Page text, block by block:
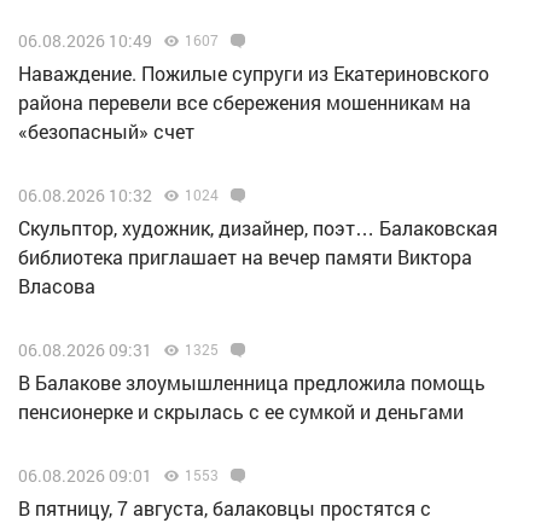
06.08.2026 10:49 1607
Наваждение. Пожилые супруги из Екатериновского
района перевели все сбережения мошенникам на
«безопасный» счет
06.08.2026 10:32 1024
Скульптор, художник, дизайнер, поэт… Балаковская
библиотека приглашает на вечер памяти Виктора
Власова
06.08.2026 09:31 1325
В Балакове злоумышленница предложила помощь
пенсионерке и скрылась с ее сумкой и деньгами
06.08.2026 09:01 1553
В пятницу, 7 августа, балаковцы простятся с